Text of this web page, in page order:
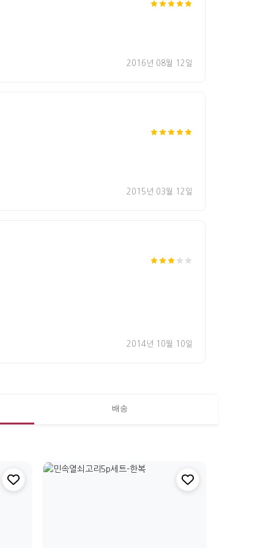
2016년 08월 12일
2015년 03월 12일
2014년 10월 10일
배송